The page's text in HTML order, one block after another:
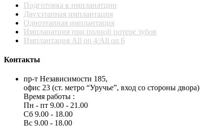
Подготовка к импланатции
Двухэтапная имплантация
Одноэтапная имплантация
Импланатция при полной потере зубов
Имплантация All on 4/All on 6
Контакты
пр-т Независимости 185,
офис 23 (ст. метро “Уручье”, вход со стороны двора)
Время работы :
Пн - пт 9.00 - 21.00
Сб 9.00 - 18.00
Вс 9.00 - 18.00